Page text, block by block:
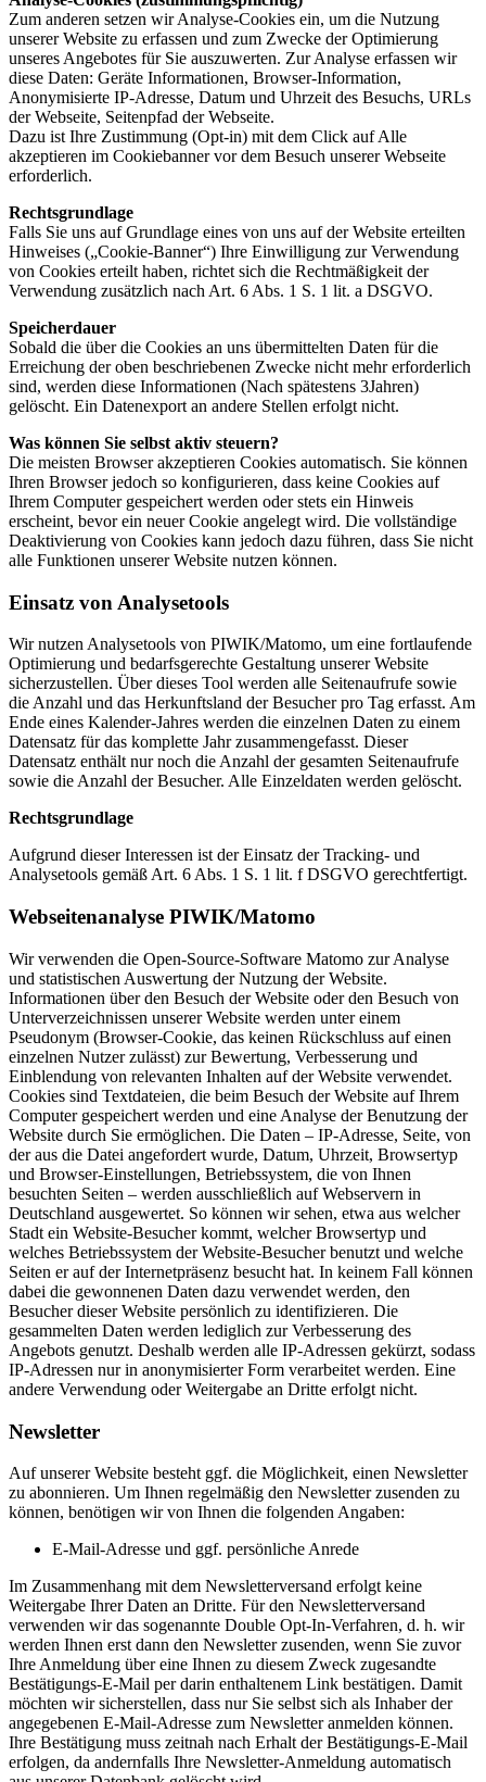
Zum anderen setzen wir Analyse-Cookies ein, um die Nutzung
unserer Website zu erfassen und zum Zwecke der Optimierung
unseres Angebotes für Sie auszuwerten. Zur Analyse erfassen wir
diese Daten: Geräte Informationen, Browser-Information,
Anonymisierte IP-Adresse, Datum und Uhrzeit des Besuchs, URLs
der Webseite, Seitenpfad der Webseite.
Dazu ist Ihre Zustimmung (Opt-in) mit dem Click auf Alle
akzeptieren im Cookiebanner vor dem Besuch unserer Webseite
erforderlich.
Rechtsgrundlage
Falls Sie uns auf Grundlage eines von uns auf der Website erteilten
Hinweises („Cookie-Banner“) Ihre Einwilligung zur Verwendung
von Cookies erteilt haben, richtet sich die Rechtmäßigkeit der
Verwendung zusätzlich nach Art. 6 Abs. 1 S. 1 lit. a DSGVO.
Speicherdauer
Sobald die über die Cookies an uns übermittelten Daten für die
Erreichung der oben beschriebenen Zwecke nicht mehr erforderlich
sind, werden diese Informationen (Nach spätestens 3Jahren)
gelöscht. Ein Datenexport an andere Stellen erfolgt nicht.
Was können Sie selbst aktiv steuern?
Die meisten Browser akzeptieren Cookies automatisch. Sie können
Ihren Browser jedoch so konfigurieren, dass keine Cookies auf
Ihrem Computer gespeichert werden oder stets ein Hinweis
erscheint, bevor ein neuer Cookie angelegt wird. Die vollständige
Deaktivierung von Cookies kann jedoch dazu führen, dass Sie nicht
alle Funktionen unserer Website nutzen können.
Einsatz von Analysetools
Wir nutzen Analysetools von PIWIK/Matomo, um eine fortlaufende
Optimierung und bedarfsgerechte Gestaltung unserer Website
sicherzustellen. Über dieses Tool werden alle Seitenaufrufe sowie
die Anzahl und das Herkunftsland der Besucher pro Tag erfasst. Am
Ende eines Kalender-Jahres werden die einzelnen Daten zu einem
Datensatz für das komplette Jahr zusammengefasst. Dieser
Datensatz enthält nur noch die Anzahl der gesamten Seitenaufrufe
sowie die Anzahl der Besucher. Alle Einzeldaten werden gelöscht.
Rechtsgrundlage
Aufgrund dieser Interessen ist der Einsatz der Tracking- und
Analysetools gemäß Art. 6 Abs. 1 S. 1 lit. f DSGVO gerechtfertigt.
Webseitenanalyse PIWIK/Matomo
Wir verwenden die Open-Source-Software Matomo zur Analyse
und statistischen Auswertung der Nutzung der Website.
Informationen über den Besuch der Website oder den Besuch von
Unterverzeichnissen unserer Website werden unter einem
Pseudonym (Browser-Cookie, das keinen Rückschluss auf einen
einzelnen Nutzer zulässt) zur Bewertung, Verbesserung und
Einblendung von relevanten Inhalten auf der Website verwendet.
Cookies sind Textdateien, die beim Besuch der Website auf Ihrem
Computer gespeichert werden und eine Analyse der Benutzung der
Website durch Sie ermöglichen. Die Daten – IP-Adresse, Seite, von
der aus die Datei angefordert wurde, Datum, Uhrzeit, Browsertyp
und Browser-Einstellungen, Betriebssystem, die von Ihnen
besuchten Seiten – werden ausschließlich auf Webservern in
Deutschland ausgewertet. So können wir sehen, etwa aus welcher
Stadt ein Website-Besucher kommt, welcher Browsertyp und
welches Betriebssystem der Website-Besucher benutzt und welche
Seiten er auf der Internetpräsenz besucht hat. In keinem Fall können
dabei die gewonnenen Daten dazu verwendet werden, den
Besucher dieser Website persönlich zu identifizieren. Die
gesammelten Daten werden lediglich zur Verbesserung des
Angebots genutzt. Deshalb werden alle IP-Adressen gekürzt, sodass
IP-Adressen nur in anonymisierter Form verarbeitet werden. Eine
andere Verwendung oder Weitergabe an Dritte erfolgt nicht.
Newsletter
Auf unserer Website besteht ggf. die Möglichkeit, einen Newsletter
zu abonnieren. Um Ihnen regelmäßig den Newsletter zusenden zu
können, benötigen wir von Ihnen die folgenden Angaben:
E-Mail-Adresse und ggf. persönliche Anrede
Im Zusammenhang mit dem Newsletterversand erfolgt keine
Weitergabe Ihrer Daten an Dritte. Für den Newsletterversand
verwenden wir das sogenannte Double Opt-In-Verfahren, d. h. wir
werden Ihnen erst dann den Newsletter zusenden, wenn Sie zuvor
Ihre Anmeldung über eine Ihnen zu diesem Zweck zugesandte
Bestätigungs-E-Mail per darin enthaltenem Link bestätigen. Damit
möchten wir sicherstellen, dass nur Sie selbst sich als Inhaber der
angegebenen E-Mail-Adresse zum Newsletter anmelden können.
Ihre Bestätigung muss zeitnah nach Erhalt der Bestätigungs-E-Mail
erfolgen, da andernfalls Ihre Newsletter-Anmeldung automatisch